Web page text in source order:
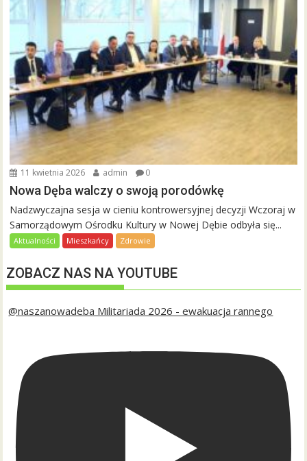
11 kwietnia 2026 admin 0
Nowa Dęba walczy o swoją porodówkę
Nadzwyczajna sesja w cieniu kontrowersyjnej decyzji Wczoraj w
Samorządowym Ośrodku Kultury w Nowej Dębie odbyła się...
Aktualności Mieszkańcy Zdrowie
ZOBACZ NAS NA YOUTUBE
@naszanowadeba Militariada 2026 - ewakuacja rannego